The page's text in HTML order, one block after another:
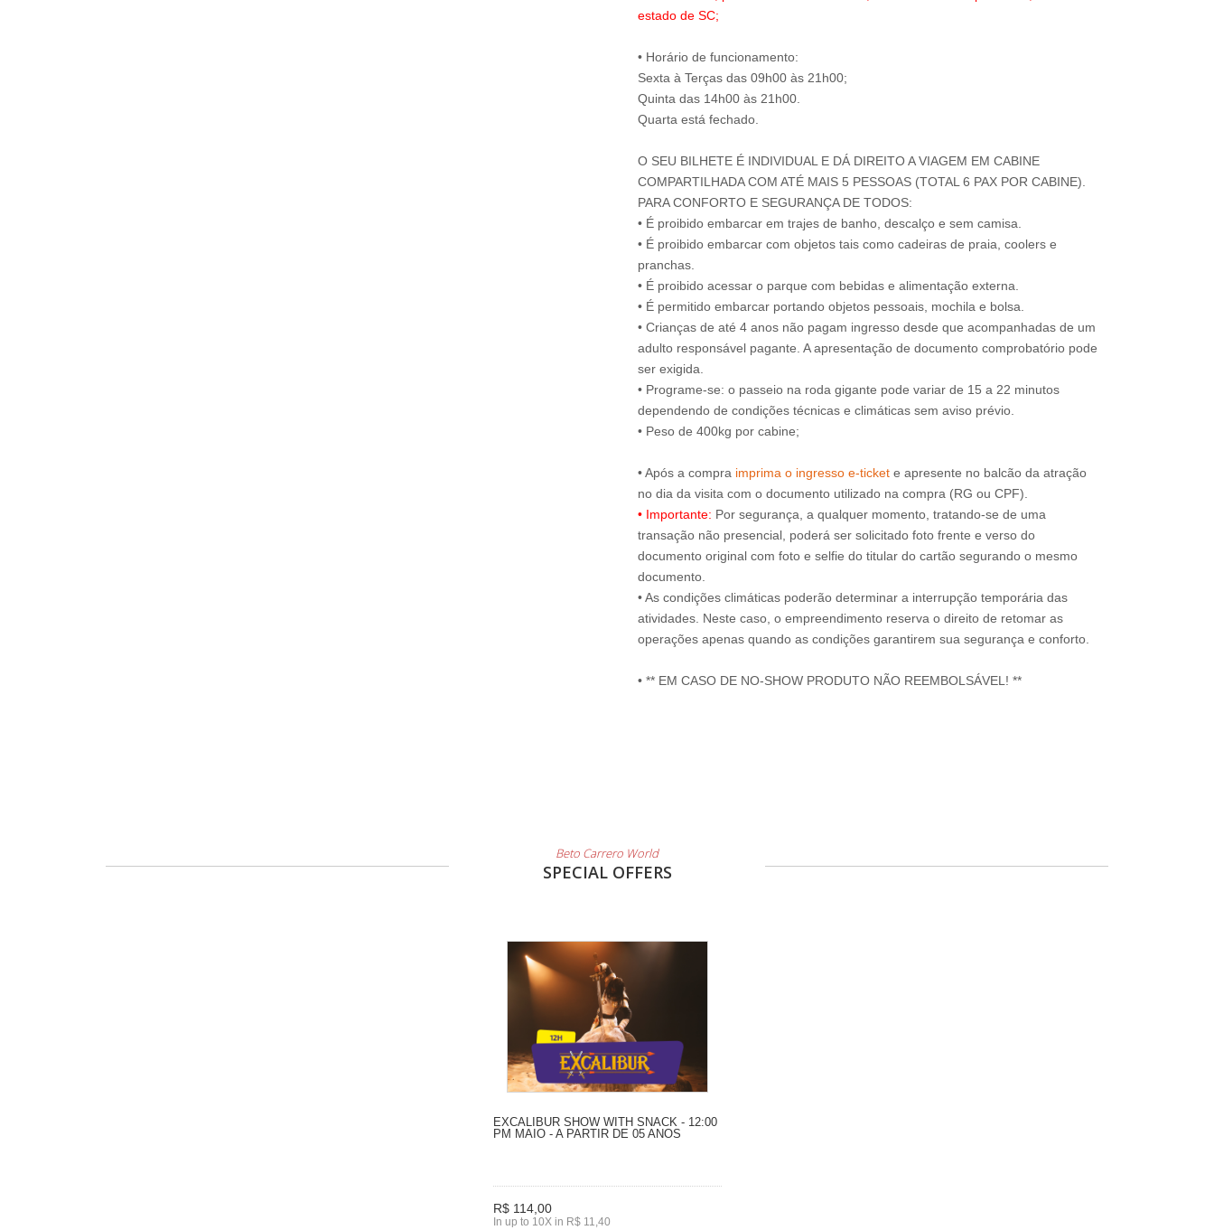
estado de SC;
• Horário de funcionamento:
Sexta à Terças das 09h00 às 21h00;
Quinta das 14h00 às 21h00.
Quarta está fechado.
O SEU BILHETE É INDIVIDUAL E DÁ DIREITO A VIAGEM EM CABINE
COMPARTILHADA COM ATÉ MAIS 5 PESSOAS (TOTAL 6 PAX POR CABINE).
PARA CONFORTO E SEGURANÇA DE TODOS:
• É proibido embarcar em trajes de banho, descalço e sem camisa.
• É proibido embarcar com objetos tais como cadeiras de praia, coolers e
pranchas.
• É proibido acessar o parque com bebidas e alimentação externa.
• É permitido embarcar portando objetos pessoais, mochila e bolsa.
• Crianças de até 4 anos não pagam ingresso desde que acompanhadas de um
adulto responsável pagante. A apresentação de documento comprobatório pode
ser exigida.
• Programe-se: o passeio na roda gigante pode variar de 15 a 22 minutos
dependendo de condições técnicas e climáticas sem aviso prévio.
• Peso de 400kg por cabine;
• Após a compra imprima o ingresso e-tickete apresente no balcão da atração
• Importante: Por segurança, a qualquer momento, tratando-se de uma
transação não presencial, poderá ser solicitado foto frente e verso do
documento original com foto e selfie do titular do cartão segurando o mesmo
documento.
• As condições climáticas poderão determinar a interrupção temporária das
atividades. Neste caso, o empreendimento reserva o direito de retomar as
operações apenas quando as condições garantirem sua segurança e conforto.
• ** EM CASO DE NO-SHOW PRODUTO NÃO REEMBOLSÁVEL! **
Beto Carrero World
SPECIAL OFFERS
EXCALIBUR SHOW WITH SNACK - 12:00
PM MAIO - A PARTIR DE 05 ANOS
R$ 114,00
In up to 10X in R$ 11,40